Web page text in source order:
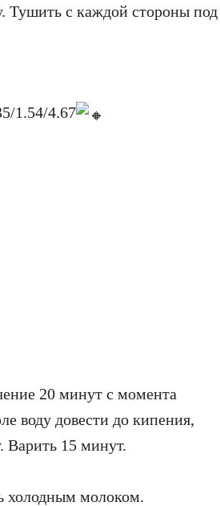
Тушить с каждой стороны под
1.54/4.67
20 минут с момента
воду довести до кипения,
Варить 15 минут.
холодным молоком.